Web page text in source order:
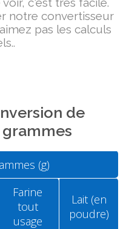
notre convertisseur
pas les calculs
de
(g)
Farine
tout
usage
Lait (en
poudre)